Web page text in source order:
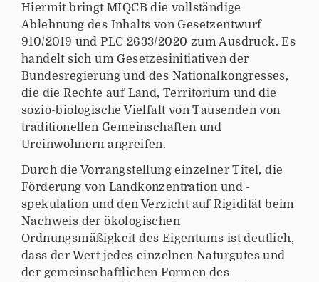
Hiermit bringt MIQCB die vollständige
Ablehnung des Inhalts von Gesetzentwurf
910/2019 und PLC 2633/2020 zum Ausdruck. Es
handelt sich um Gesetzesinitiativen der
Bundesregierung und des Nationalkongresses,
die die Rechte auf Land, Territorium und die
sozio-biologische Vielfalt von Tausenden von
traditionellen Gemeinschaften und
Ureinwohnern angreifen.
Durch die Vorrangstellung einzelner Titel, die
Förderung von Landkonzentration und -
spekulation und den Verzicht auf Rigidität beim
Nachweis der ökologischen
Ordnungsmäßigkeit des Eigentums ist deutlich,
dass der Wert jedes einzelnen Naturgutes und
der gemeinschaftlichen Formen des